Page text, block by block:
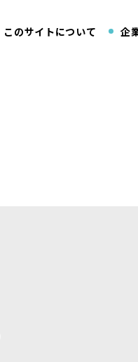
このサイトについて 企